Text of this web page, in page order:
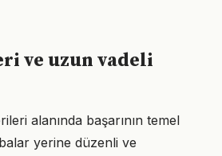
ve uzun vadeli
alanında başarının temel
yerine düzenli ve